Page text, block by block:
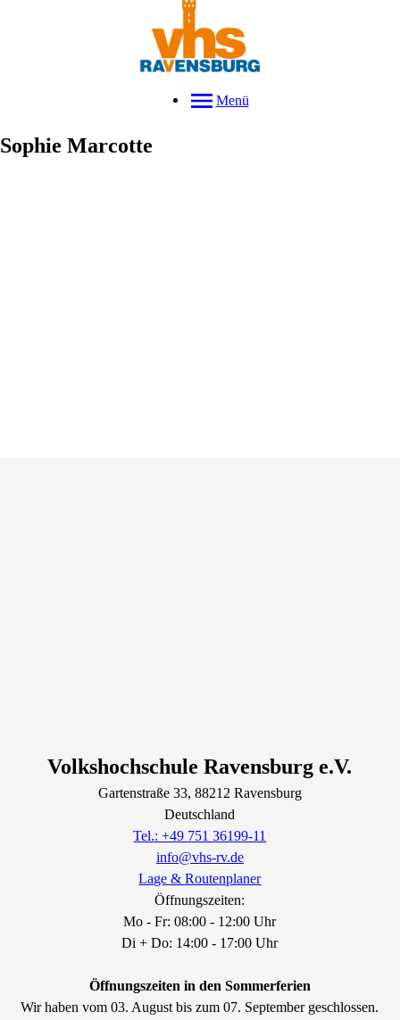
Menü
Sophie Marcotte
Volkshochschule Ravensburg e.V.
Gartenstraße33, 88212 Ravensburg
Deutschland
Tel.: +49 751 36199-11
info@vhs-rv.de
Lage & Routenplaner
Öffnungszeiten:
Mo - Fr: 08:00 - 12:00 Uhr
Di + Do: 14:00 - 17:00 Uhr
Öffnungszeiten in den Sommerferien
Wir haben vom 03. August bis zum 07. September geschlossen.